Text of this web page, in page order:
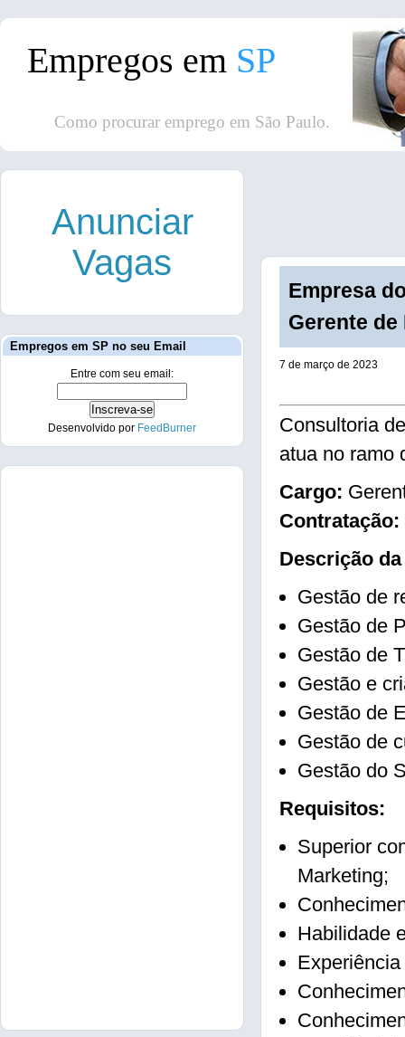
Empregos em SP
Como procurar emprego em São Paulo.
Empresa
Gerente de
7 de março de 2023
Consultoria
atua no ramo
Cargo:
Contratação:
Descrição
Gestão de
Gestão de
Gestão de
Gestão e
Gestão de
Gestão de
Gestão do
Requisitos:
Superior
Marketing;
Habilidade
Anunciar
Vagas
Empregos em SP no seu Email
Entre com seu email:
Desenvolvido por FeedBurner